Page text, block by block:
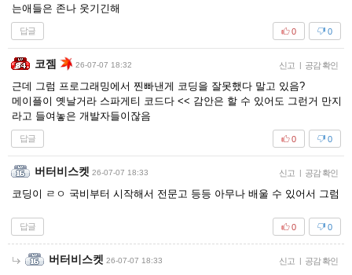
는애들은 존나 웃기긴해
답글 0
0
코젬 26-07-07 18:32 신고 | 공감 확인
근데 그럼 프로그래밍에서 찐빠낸게 코딩을 잘못했다 말고 있음?
메이플이 옛날거라 스파게티 코드다 << 감안은 할 수 있어도 그런거 만지
라고 들여놓은 개발자들이잖음
답글 0
0
버터비스켓 26-07-07 18:33 신고 | 공감 확인
코딩이 ㄹㅇ 국비부터 시작해서 전문고 등등 아무나 배울 수 있어서 그럼
답글 0
0
버터비스켓 26-07-07 18:33 신고 | 공감 확인